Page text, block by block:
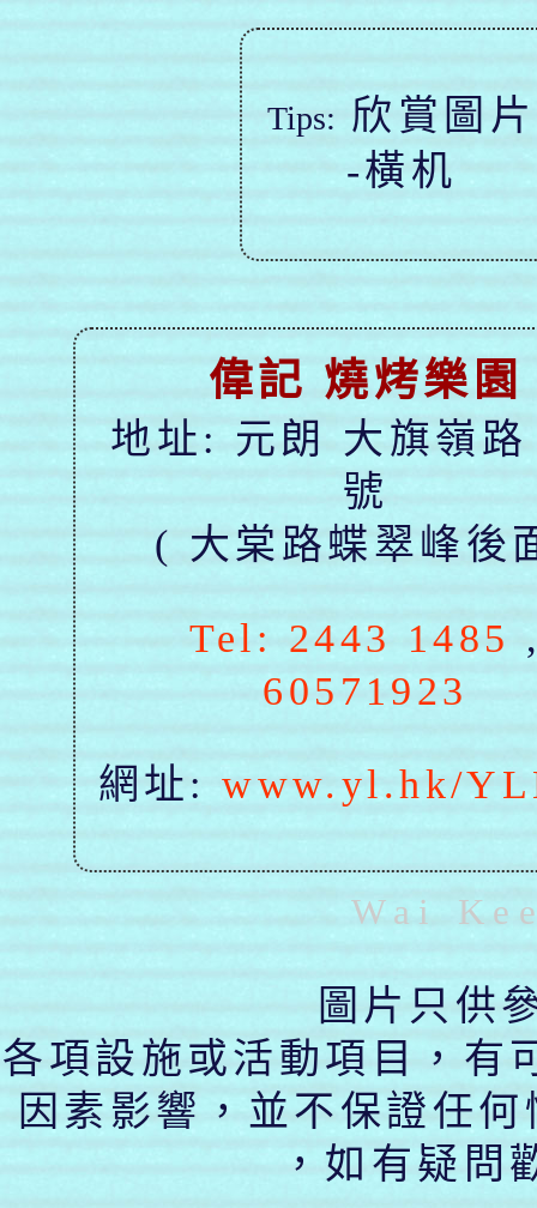
Tips: 欣賞圖片
-橫机
偉記 燒烤樂園
地址: 元朗 大旗嶺
號
( 大棠路蝶翠峰後
Tel: 2443 1485
60571923
網址:www.yl.hk/
Wai
圖片只供
各項設施或活動項目，有
因素影響， 並不保證任
， 如有疑問